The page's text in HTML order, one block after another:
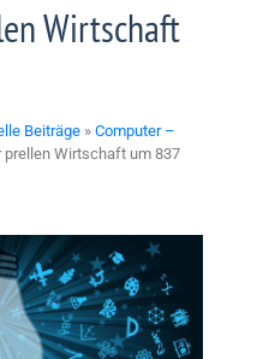
Wirtschaft
Beiträge » Computer –
prellen Wirtschaft um 837